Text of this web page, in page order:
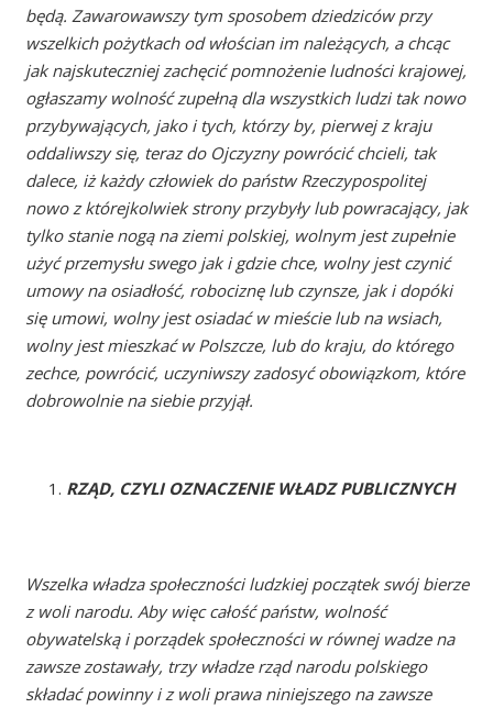
będą. Zawarowawszy tym sposobem dziedziców przy
wszelkich pożytkach od włościan im należących, a chcąc
jak najskuteczniej zachęcić pomnożenie ludności krajowej,
ogłaszamy wolność zupełną dla wszystkich ludzi tak nowo
przybywających, jako i tych, którzy by, pierwej z kraju
oddaliwszy się, teraz do Ojczyzny powrócić chcieli, tak
dalece, iż każdy człowiek do państw Rzeczypospolitej
nowo z którejkolwiek strony przybyły lub powracający, jak
tylko stanie nogą na ziemi polskiej, wolnym jest zupełnie
użyć przemysłu swego jak i gdzie chce, wolny jest czynić
umowy na osiadłość, robociznę lub czynsze, jak i dopóki
się umowi, wolny jest osiadać w mieście lub na wsiach,
wolny jest mieszkać w Polszcze, lub do kraju, do którego
zechce, powrócić, uczyniwszy zadosyć obowiązkom, które
dobrowolnie na siebie przyjął.
RZĄD, CZYLI OZNACZENIE WŁADZ PUBLICZNYCH
Wszelka władza społeczności ludzkiej początek swój bierze
z woli narodu. Aby więc całość państw, wolność
obywatelską i porządek społeczności w równej wadze na
zawsze zostawały, trzy władze rząd narodu polskiego
składać powinny i z woli prawa niniejszego na zawsze